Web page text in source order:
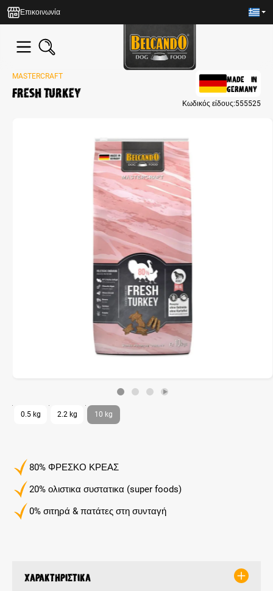
content
Επικοινωνία
MASTERCRAFT
Fresh Turkey
MADE IN
GERMANY
Κωδικός είδους:555525
80% ΦΡΕΣΚΟ ΚΡΕΑΣ
20% ολιστικα συστατικα (super foods)
0% σιτηρά & πατάτες στη συνταγή
0.5 kg 2.2 kg 10 kg
Χαρακτηριστικά